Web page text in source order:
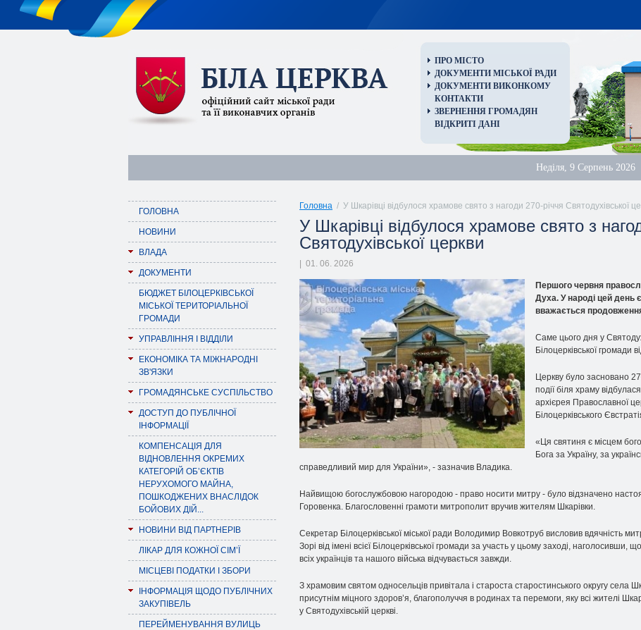
ПРО МІСТО
ДОКУМЕНТИ МІСЬКОЇ РАДИ
ДОКУМЕНТИ ВИКОНКОМУ
КОНТАКТИ
ЗВЕРНЕННЯ ГРОМАДЯН
ВІДКРИТІ ДАНІ
Неділя, 9 Серпень 2026
ГОЛОВНА
НОВИНИ
ВЛАДА
ДОКУМЕНТИ
БЮДЖЕТ БІЛОЦЕРКІВСЬКОЇ
МІСЬКОЇ ТЕРИТОРІАЛЬНОЇ
ГРОМАДИ
УПРАВЛІННЯ І ВІДДІЛИ
ЕКОНОМІКА ТА МІЖНАРОДНІ
ЗВ'ЯЗКИ
ГРОМАДЯНСЬКЕ СУСПІЛЬСТВО
ДОСТУП ДО ПУБЛІЧНОЇ
ІНФОРМАЦІЇ
КОМПЕНСАЦІЯ ДЛЯ
ВІДНОВЛЕННЯ ОКРЕМИХ
КАТЕГОРІЙ ОБ’ЄКТІВ
НЕРУХОМОГО МАЙНА,
ПОШКОДЖЕНИХ ВНАСЛІДОК
БОЙОВИХ ДІЙ...
НОВИНИ ВІД ПАРТНЕРІВ
ЛІКАР ДЛЯ КОЖНОЇ СІМ’Ї
МІСЦЕВІ ПОДАТКИ І ЗБОРИ
ІНФОРМАЦІЯ ЩОДО ПУБЛІЧНИХ
ЗАКУПІВЕЛЬ
ПЕРЕЙМЕНУВАННЯ ВУЛИЦЬ
Головна / У Шкарівці відбулося храмове свято з нагоди 270-річчя Святодухівської
У Шкарівці відбулося храмове свято з
Святодухівської церкви
| 01. 06. 2026
Першого червня
Духа. У народі цей день
вважається
Саме цього дня у
Білоцерківської громади
Церкву було засновано
події біля храму
архієрея Православної
Білоцерківського
«Ця святиня є місцем
Бога за Україну, за
справедливий мир для України», - зазначив Владика.
Найвищою богослужбовою нагородою - право носити митру - було відзначено
Горовенка. Благословенні грамоти митрополит вручив жителям Шкарівки.
Секретар Білоцерківської міської ради Володимир Вовкотруб висловив вдячність
Зорі від імені всієї Білоцерківської громади за участь у цьому заході,
всіх українців та нашого війська відчувається завжди.
З храмовим святом односельців привітала і староста старостинського округу села
присутнім міцного здоров’я, благополуччя в родинах та перемоги, яку всі жителі
у Святодухівській церкві.